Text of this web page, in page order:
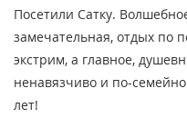
Посетили Сатку.
замечательная, отдых по
экстрим, а главное,
ненавязчиво и по-
лет!